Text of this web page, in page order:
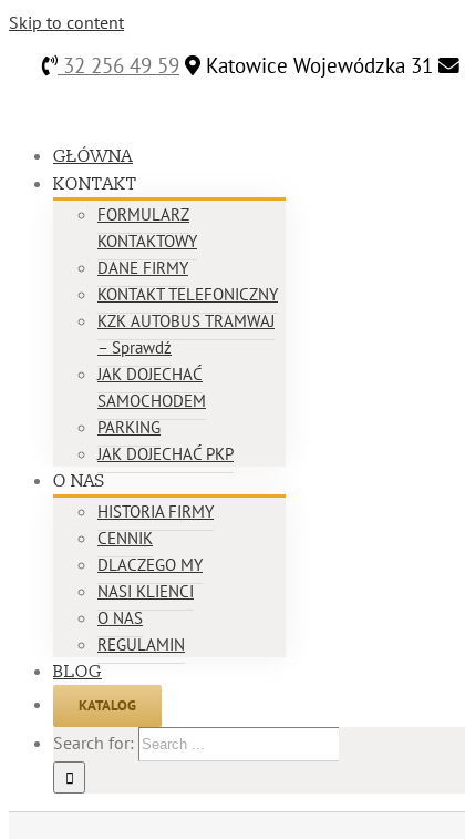
Skip to content
32 256 49 59 Katowice Wojewódzka 31
GŁÓWNA
KONTAKT
FORMULARZ
KONTAKTOWY
DANE FIRMY
KONTAKT TELEFONICZNY
KZK AUTOBUS TRAMWAJ
– Sprawdź
JAK DOJECHAĆ
SAMOCHODEM
PARKING
JAK DOJECHAĆ PKP
O NAS
HISTORIA FIRMY
CENNIK
DLACZEGO MY
NASI KLIENCI
O NAS
REGULAMIN
BLOG
KATALOG
Search for: